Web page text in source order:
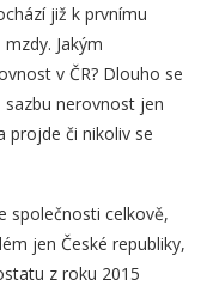
již k prvnímu
Jakým
v ČR? Dlouho se
nerovnost jen
projde či nikoliv se
společnosti celkově,
jen České republiky,
z roku 2015